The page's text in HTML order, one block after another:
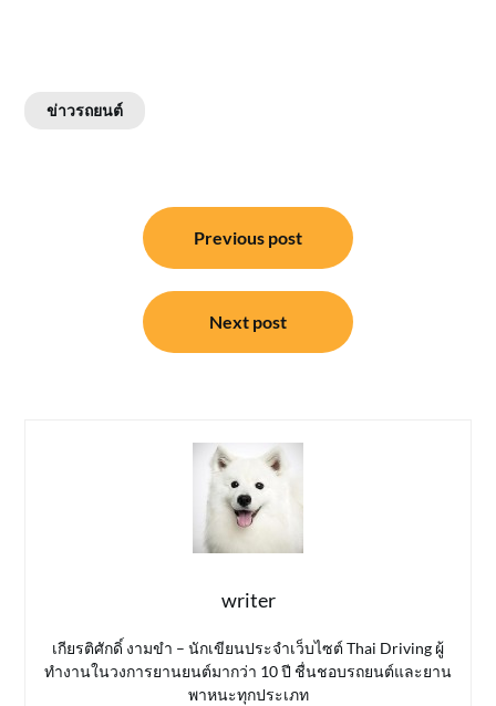
ข่าวรถยนต์
Previous post
Next post
writer
เกียรติศักดิ์ งามขำ – นักเขียนประจำเว็บไซต์ Thai Driving ผู้
ทำงานในวงการยานยนต์มากว่า 10 ปี ชื่นชอบรถยนต์และยาน
พาหนะทุกประเภท